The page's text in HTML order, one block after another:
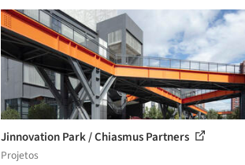
Jinnovation Park / Chiasmus Partners
Projetos